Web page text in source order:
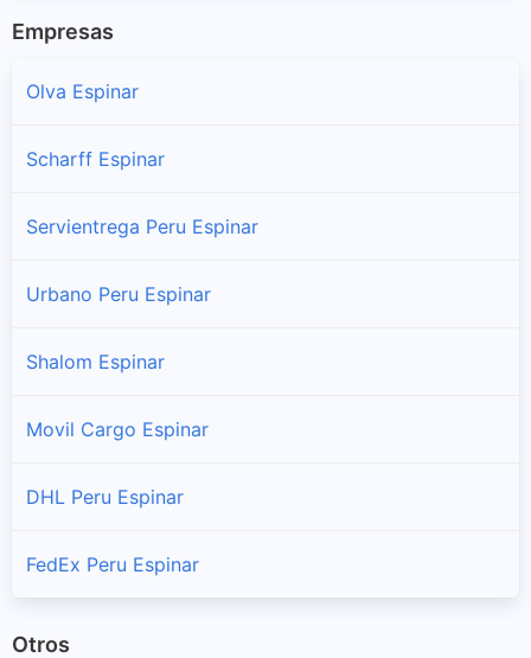
Ocoruro
Sucursales y horarios Serpost en Pallpata
Pichigua
Sucursales y horarios Serpost en Suyckutambo
Empresas
Olva Espinar
Scharff Espinar
Servientrega Peru Espinar
Urbano Peru Espinar
Shalom Espinar
Movil Cargo Espinar
DHL Peru Espinar
FedEx Peru Espinar
Otros